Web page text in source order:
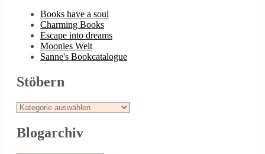
Books have a soul
Charming Books
Escape into dreams
Moonies Welt
Sanne's Bookcatalogue
Stöbern
Stöbern
Blogarchiv